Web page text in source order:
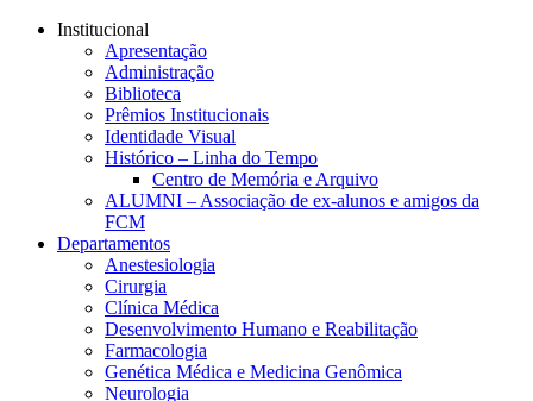
Conteúdo principal
Institucional
Apresentação
Administração
Biblioteca
Prêmios Institucionais
Identidade Visual
Histórico – Linha do Tempo
Centro de Memória e Arquivo
ALUMNI – Associação de ex-alunos e amigos da
FCM
Departamentos
Anestesiologia
Cirurgia
Clínica Médica
Desenvolvimento Humano e Reabilitação
Farmacologia
Genética Médica e Medicina Genômica
Neurologia